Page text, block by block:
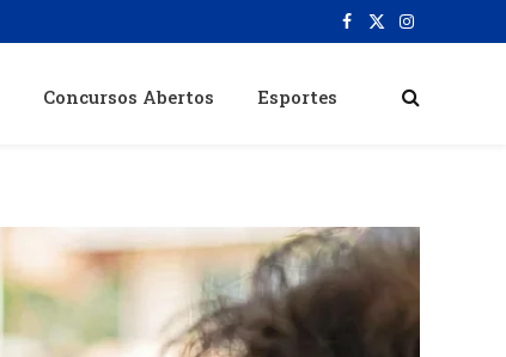
Facebook
X
Instagram
Concursos Abertos Esportes